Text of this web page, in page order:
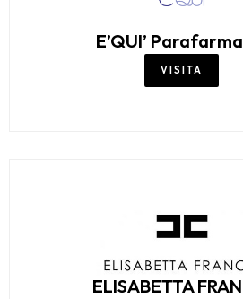
E’QUI’
VISITA
ELISABETTA